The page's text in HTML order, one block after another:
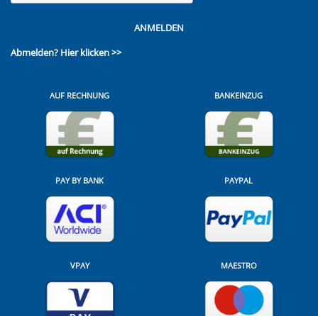
ANMELDEN
Abmelden? Hier klicken >>
AUF RECHNUNG BANKEINZUG
PAY BY BANK PAYPAL
VPAY MAESTRO